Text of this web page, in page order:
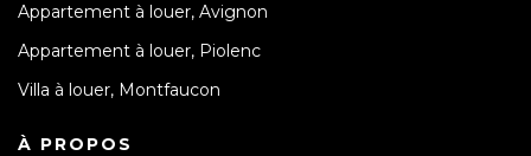
Appartement à louer, Avignon
Appartement à louer, Piolenc
Villa à louer, Montfaucon
À PROPOS